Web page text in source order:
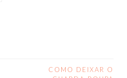
COMO DEIXAR O